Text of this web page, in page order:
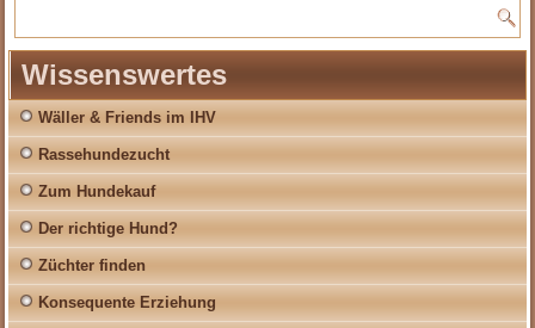
Wissenswertes
Wäller & Friends im IHV
Rassehundezucht
Zum Hundekauf
Der richtige Hund?
Züchter finden
Konsequente Erziehung